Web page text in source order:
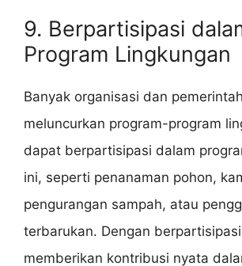
9. Berpartisipasi
Program Lingkungan
Banyak organisasi dan
meluncurkan program-program
dapat berpartisipasi dalam
ini, seperti penanaman pohon,
pengurangan sampah, atau
terbarukan. Dengan
memberikan kontribusi nyata